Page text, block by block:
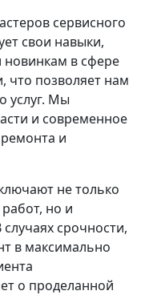
сервисного
свои навыки,
новинкам в сфере
что позволяет нам
услуг. Мы
и современное
и
не только
но и
срочности,
в максимально
о проделанной